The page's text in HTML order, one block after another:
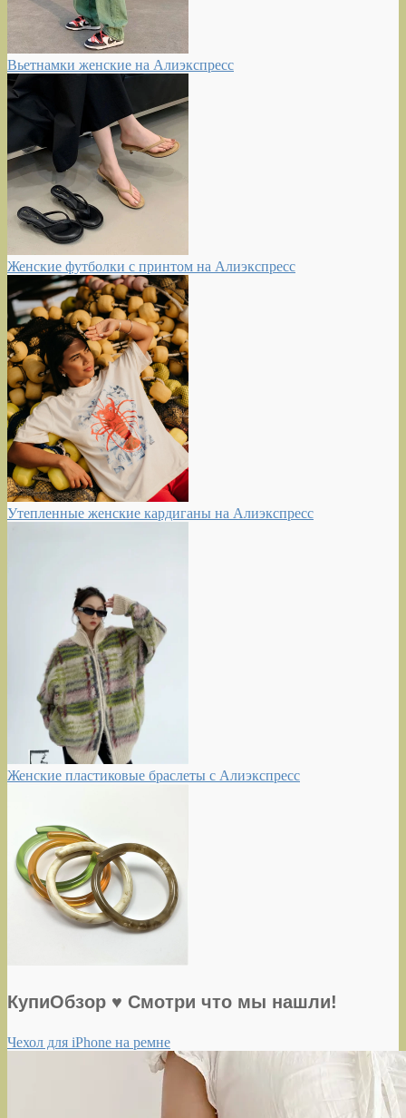
Вьетнамки женские на Алиэкспресс
Женские футболки с принтом на Алиэкспресс
Утепленные женские кардиганы на Алиэкспресс
Женские пластиковые браслеты с Алиэкспресс
КупиОбзор ♥ Смотри что мы нашли!
Чехол для iPhone на ремне